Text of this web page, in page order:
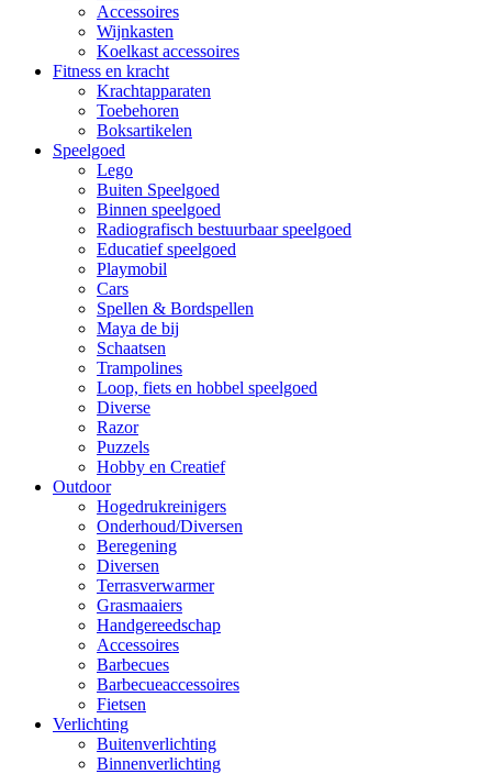
Accessoires
Wijnkasten
Koelkast accessoires
Fitness en kracht
Krachtapparaten
Toebehoren
Boksartikelen
Speelgoed
Lego
Buiten Speelgoed
Binnen speelgoed
Radiografisch bestuurbaar speelgoed
Educatief speelgoed
Playmobil
Cars
Spellen & Bordspellen
Maya de bij
Schaatsen
Trampolines
Loop, fiets en hobbel speelgoed
Diverse
Razor
Puzzels
Hobby en Creatief
Outdoor
Hogedrukreinigers
Onderhoud/Diversen
Beregening
Diversen
Terrasverwarmer
Grasmaaiers
Handgereedschap
Accessoires
Barbecues
Barbecueaccessoires
Fietsen
Verlichting
Buitenverlichting
Binnenverlichting